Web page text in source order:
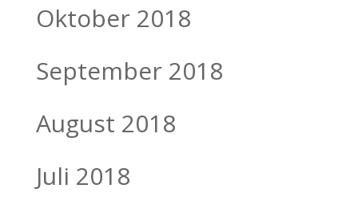
Oktober 2018
September 2018
August 2018
Juli 2018